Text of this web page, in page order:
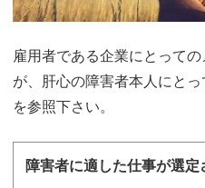
雇用者である企業にとって
が、肝心の障害者本人にとっ
を参照下さい。
障害者に適した仕事が選定